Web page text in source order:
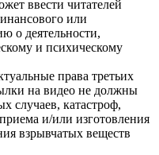
ввести читателей
или
о деятельности,
и психическому
права третьих
на видео не должны
случаев, катастроф,
и/или изготовления
взрывчатых веществ